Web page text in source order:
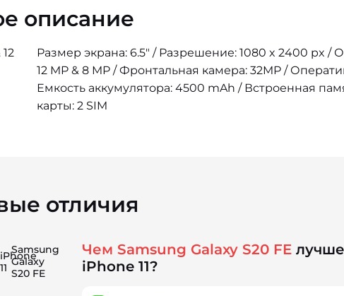
описание
Размер экрана: 6.5" / Разрешение: 1080 x 2400 px /
12 MP & 8 MP / Фронтальная камера: 32MP /
Емкость аккумулятора: 4500 mAh / Встроенная
карты: 2 SIM
отличия
iPhone
11
Samsung
Galaxy
S20 FE
Чем Samsung Galaxy S20 FE
iPhone 11?